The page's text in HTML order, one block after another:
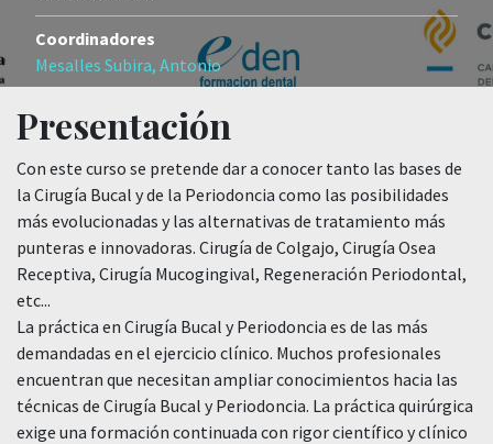
Coordinadores
Mesalles Subira, Antonio
Presentación
Con este curso se pretende dar a conocer tanto las bases de
la Cirugía Bucal y de la Periodoncia como las posibilidades
más evolucionadas y las alternativas de tratamiento más
punteras e innovadoras. Cirugía de Colgajo, Cirugía Osea
Receptiva, Cirugía Mucogingival, Regeneración Periodontal,
etc...
La práctica en Cirugía Bucal y Periodoncia es de las más
demandadas en el ejercicio clínico. Muchos profesionales
encuentran que necesitan ampliar conocimientos hacia las
técnicas de Cirugía Bucal y Periodoncia. La práctica quirúrgica
exige una formación continuada con rigor científico y clínico